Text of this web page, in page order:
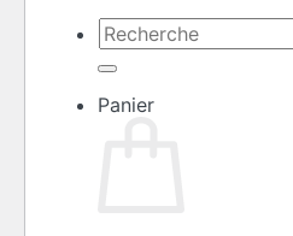
Recherche
pour :
Panier